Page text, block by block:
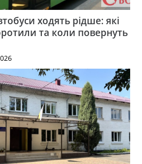
ходять рідше: які
та коли повернуть